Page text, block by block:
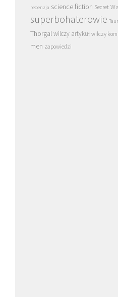
recenzja science fiction Secret
superbohaterowie
Thorgalwilczy artykuł wilczy
men zapowiedzi